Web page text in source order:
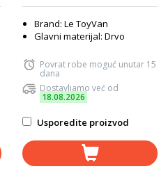
Brand: Le ToyVan
Glavni materijal: Drvo
Povrat robe moguć unutar 15
dana
Dostavljamo već od
18.08.2026
Usporedite proizvod